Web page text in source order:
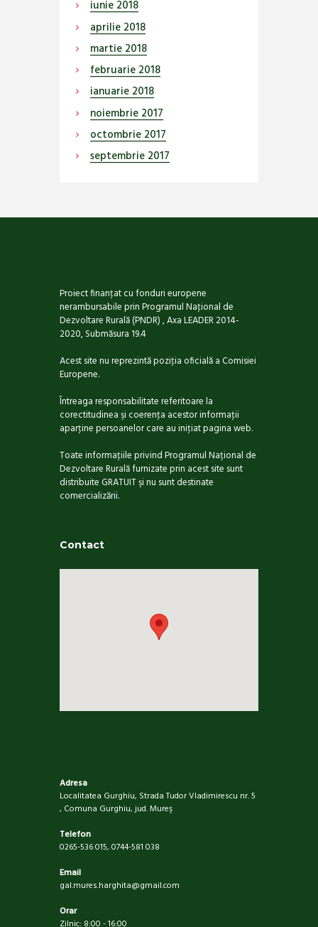
iunie 2018
aprilie 2018
martie 2018
februarie 2018
ianuarie 2018
noiembrie 2017
octombrie 2017
septembrie 2017
Proiect finanţat cu fonduri europene
nerambursabile prin Programul Naţional de
Dezvoltare Rurală (PNDR) , Axa LEADER 2014-
2020, Submăsura 19.4
Acest site nu reprezintă poziţia oficială a Comisiei
Europene.
Întreaga responsabilitate referitoare la
corectitudinea şi coerenţa acestor informaţii
aparţine persoanelor care au iniţiat pagina web.
Toate informaţiile privind Programul Național de
Dezvoltare Rurală furnizate prin acest site sunt
distribuite GRATUIT şi nu sunt destinate
comercializării.
Contact
Adresa
Localitatea Gurghiu, Strada Tudor Vladimirescu nr. 5
, Comuna Gurghiu, jud. Mureş
Telefon
0265-536 015, 0744-581 038
Email
gal.mures.harghita@gmail.com
Orar
Zilnic: 8:00 - 16:00